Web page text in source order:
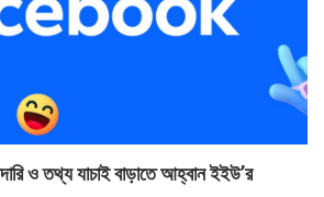
ও তথ্য যাচাই বাড়াতে আহ্বান ইইউ’র